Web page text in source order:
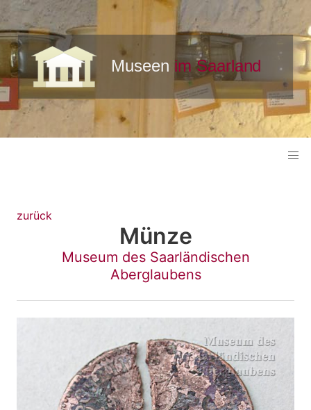
zurück
Münze
Museum des Saarländischen
Aberglaubens